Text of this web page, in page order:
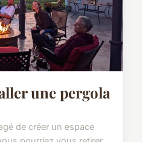
une pergola
de créer un espace